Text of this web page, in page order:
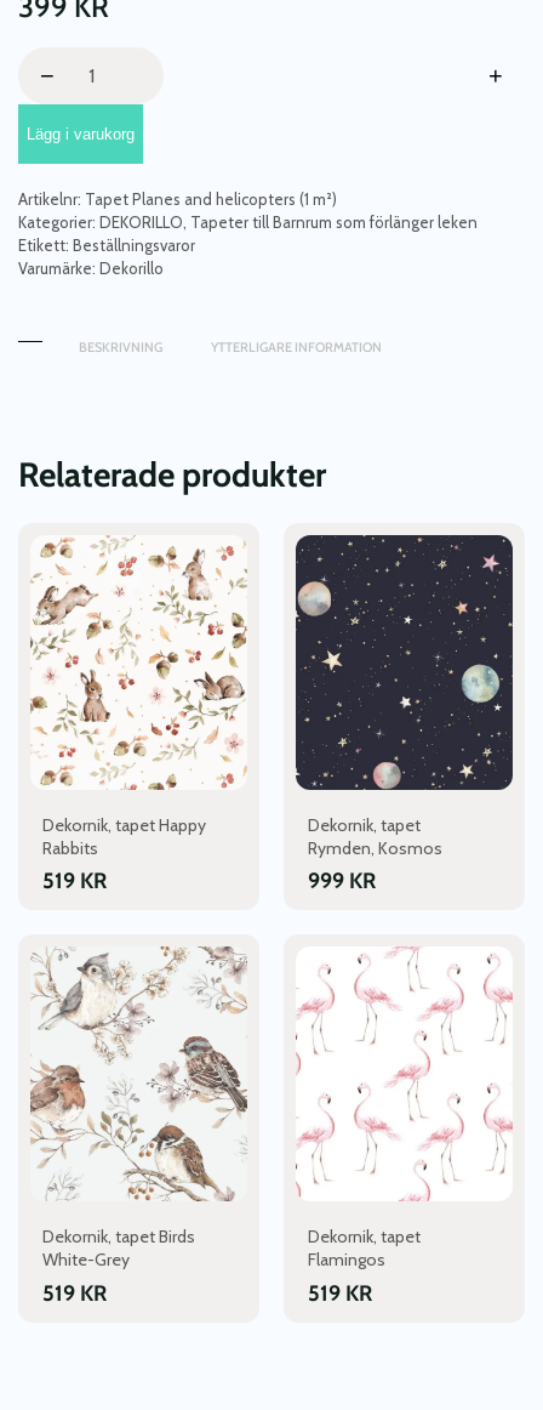
tapet
Planes
and
helicopters
mängd
− +
Lägg i varukorg
Artikelnr: Tapet Planes and helicopters (1 m²)
Kategorier: DEKORILLO Tapeter till Barnrum som förlänger leken
Etikett: Beställningsvaror
Varumärke: Dekorillo
BESKRIVNING YTTERLIGARE INFORMATION
Relaterade produkter
Dekornik, tapet Happy
Rabbits
519 KR
Dekornik, tapet
Rymden, Kosmos
999 KR
Dekornik, tapet Birds
White-Grey
519 KR
Dekornik, tapet
Flamingos
519 KR